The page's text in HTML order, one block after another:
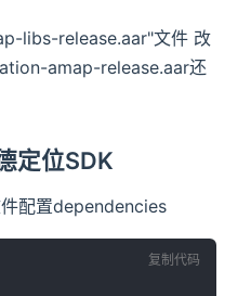
libs-release.aar"文件 改
amap-release.aar还
定位SDK
配置dependencies
复制代码